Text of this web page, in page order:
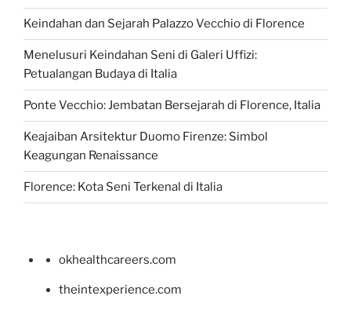
Keindahan dan Sejarah Palazzo Vecchio di Florence
Menelusuri Keindahan Seni di Galeri Uffizi:
Petualangan Budaya di Italia
Ponte Vecchio: Jembatan Bersejarah di Florence, Italia
Keajaiban Arsitektur Duomo Firenze: Simbol
Keagungan Renaissance
Florence: Kota Seni Terkenal di Italia
okhealthcareers.com
theintexperience.com